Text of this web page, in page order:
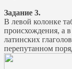
Задание 3.
В левой колонке
происхождения, а
латинских
перепутанном